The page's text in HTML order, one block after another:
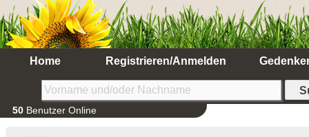
Home Registrieren/Anmelden
50 Benutzer Online